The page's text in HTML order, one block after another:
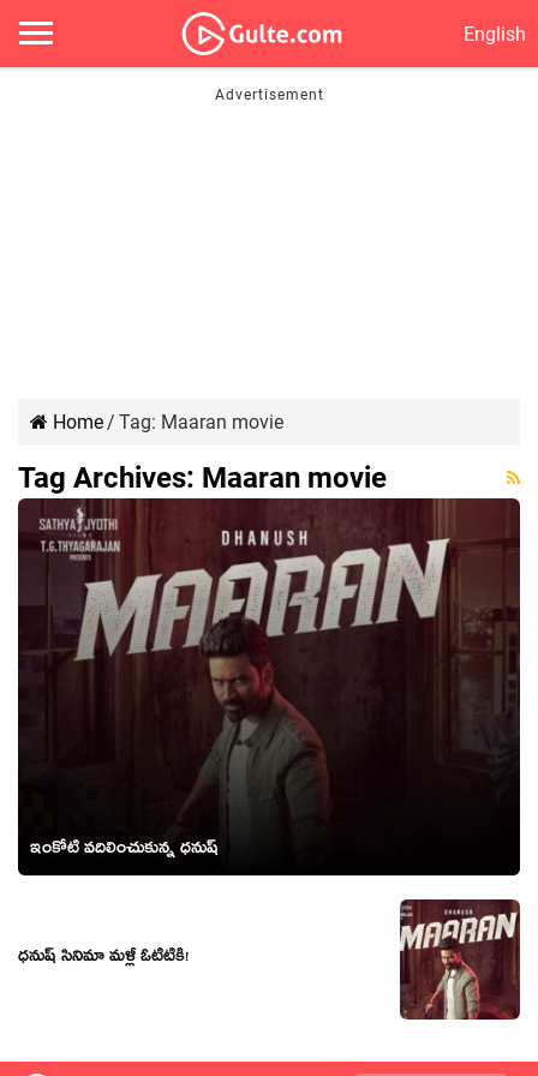
English
Home/ Tag: Maaran movie
Tag Archives: Maaran movie
ఇంకోటి వ‌దిలించుకున్న ధ‌నుష్‌
ధనుష్‌ సినిమా మళ్లీ ఓటీటీకి!